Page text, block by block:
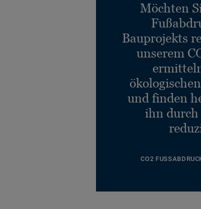
Möchten
Bauprojekts
unserem
und finden
ihn durch
CO2